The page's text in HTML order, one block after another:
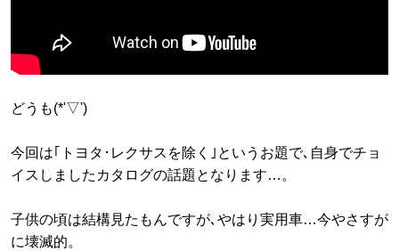
どうも(*'▽')
今回は｢トヨタ･レクサスを除く｣というお題で､自身でチョ
イスしましたカタログの話題となります…。
子供の頃は結構見たもんですが､やはり実用車…今やさすが
に壊滅的。